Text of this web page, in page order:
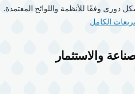
دوري وفقًا للأنظمة واللوائح المعتمدة.
الكامل
والاستثمار